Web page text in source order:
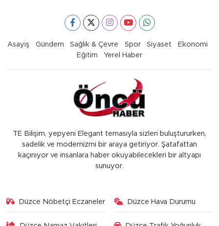
Asayiş Gündem Sağlık & Çevre Spor Siyaset
Ekonomi
Eğitim
Yerel Haber
TE Bilişim, yepyeni Elegant temasıyla sizleri buluştururken,
sadelik ve modernizmi bir araya getiriyor. Şatafattan
kaçınıyor ve insanlara haber okuyabilecekleri bir altyapı
sunuyor.
Düzce Nöbetçi Eczaneler Düzce Hava Durumu